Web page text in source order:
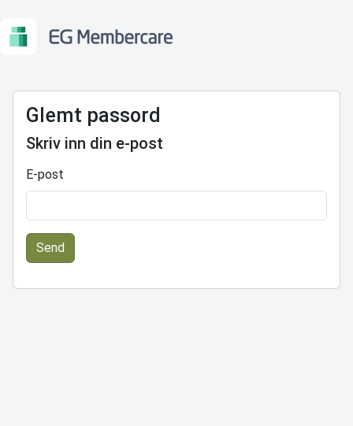
Glemt passord
Skriv inn din e-post
E-post
Send